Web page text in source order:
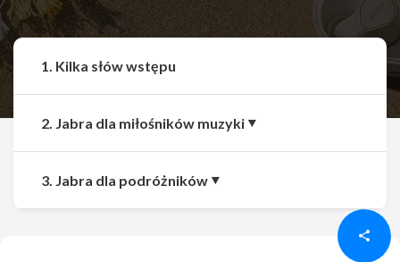
Udostępnij
1. Kilka słów wstępu
2. Jabra dla miłośników muzyki
3. Jabra dla podróżników